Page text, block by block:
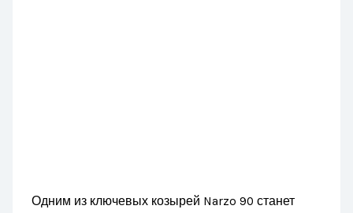
Одним из ключевых козырей Narzo 90 станет